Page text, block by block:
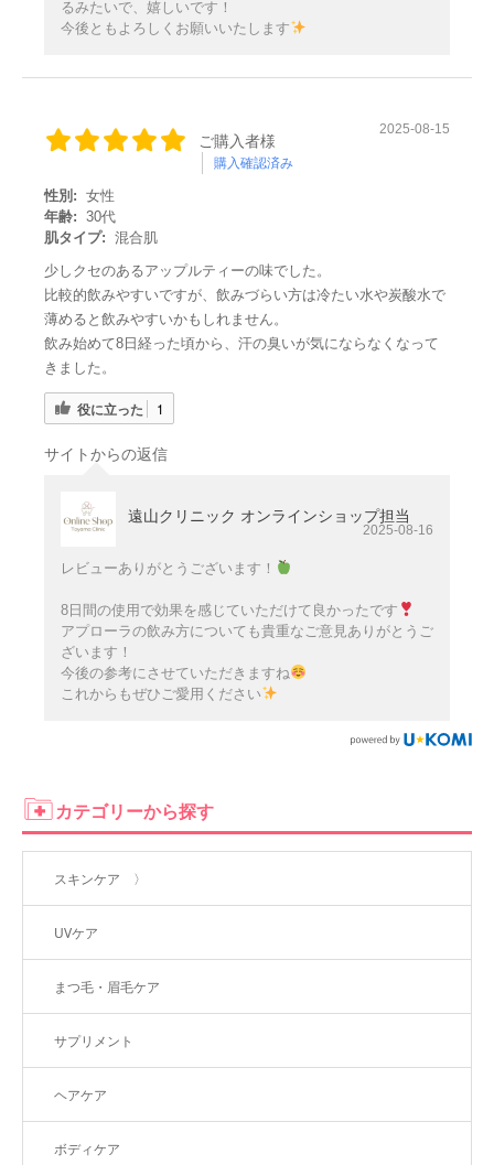
るみたいで、嬉しいです！
今後ともよろしくお願いいたします
ご購入者様
購入確認済み
2025-08-15
性別: 女性
年齢: 30代
肌タイプ: 混合肌
少しクセのあるアップルティーの味でした。
比較的飲みやすいですが、飲みづらい方は冷たい水や炭酸水で
薄めると飲みやすいかもしれません。
飲み始めて8日経った頃から、汗の臭いが気にならなくなって
きました。
役に立った 1
サイトからの返信
遠山クリニック オンラインショップ担当
2025-08-16
レビューありがとうございます！
8日間の使用で効果を感じていただけて良かったです
アプローラの飲み方についても貴重なご意見ありがとうご
ざいます！
今後の参考にさせていただきますね
これからもぜひご愛用ください
カテゴリーから探す
スキンケア 〉
UVケア
まつ毛・眉毛ケア
サプリメント
ヘアケア
ボディケア